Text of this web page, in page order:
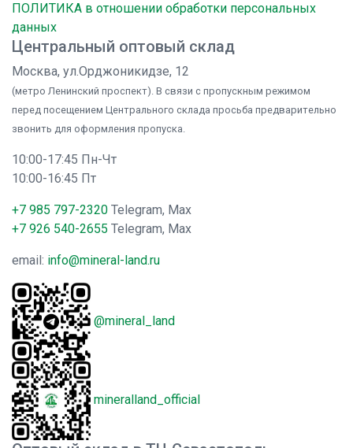
ПОЛИТИКА в отношении обработки персональных
данных
Центральный оптовый склад
Москва, ул.Орджоникидзе, 12
(метро Ленинский проспект). В связи с пропускным режимом
перед посещением Центрального склада просьба предварительно
звонить для оформления пропуска.
10:00-17:45 Пн-Чт
10:00-16:45 Пт
+7 985 797-2320 Telegram, Max
+7 926 540-2655 Telegram, Max
email: info@mineral-land.ru
@mineral_land
mineralland_official